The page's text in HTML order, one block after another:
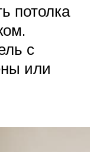
потолка
с
или